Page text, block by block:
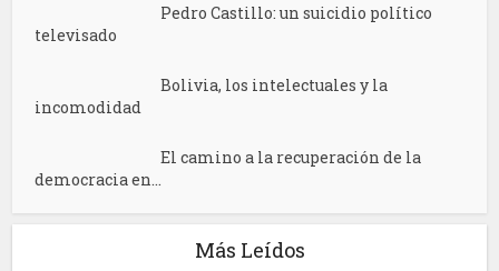
Pedro Castillo: un suicidio político
televisado
Bolivia, los intelectuales y la
incomodidad
El camino a la recuperación de la
democracia en...
Más Leídos